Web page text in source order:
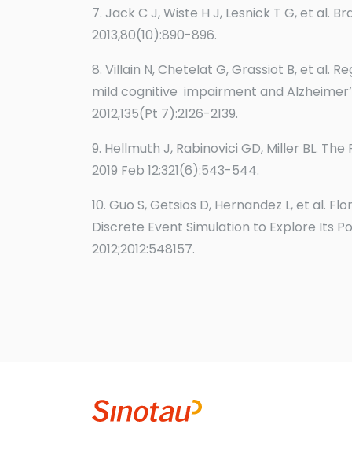
7. Jack C J, Wiste H J, Lesnick T G, et al.
2013,80(10):890-896.
8. Villain N, Chetelat G, Grassiot B, et al.
mild cognitive impairment and
2012,135(Pt 7):2126-2139.
9. Hellmuth J, Rabinovici GD, Miller BL.
2019 Feb 12;321(6):543-544.
10. Guo S, Getsios D, Hernandez L, et al.
Discrete Event Simulation to Explore Its
2012;2012:548157.